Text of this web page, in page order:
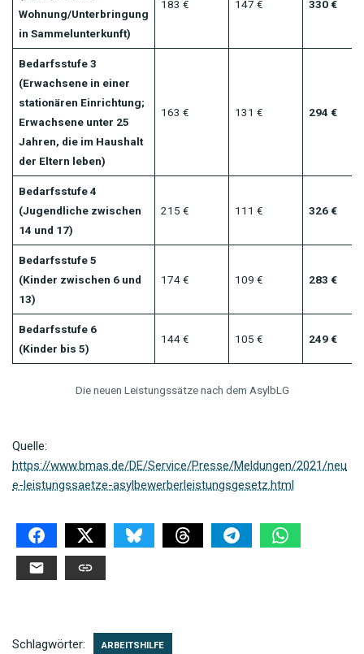
Wohnung/Unterbringung
in Sammelunterkunft)
183 € 147 € 330 €
Bedarfsstufe 3
(Erwachsene in einer
stationären Einrichtung;
Erwachsene unter 25
Jahren, die im Haushalt
der Eltern leben)
163 € 131 € 294 €
Bedarfsstufe 4
(Jugendliche zwischen
14 und 17)
215 € 111 € 326 €
Bedarfsstufe 5
(Kinder zwischen 6 und
13)
174 € 109 € 283 €
Bedarfsstufe 6
(Kinder bis 5)
144 € 105 € 249 €
Die neuen Leistungssätze nach dem AsylbLG
Quelle:
https://www.bmas.de/DE/Service/Presse/Meldungen/2021/neu
e-leistungssaetze-asylbewerberleistungsgesetz.html
Schlagwörter: ARBEITSHILFE